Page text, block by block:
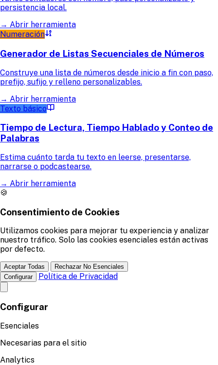
persistencia local.
→ Abrir herramienta
Numeración
Generador de Listas Secuenciales de Números
Construye una lista de números desde inicio a fin con paso,
prefijo, sufijo y relleno personalizables.
→ Abrir herramienta
Texto básico
Tiempo de Lectura, Tiempo Hablado y Conteo de
Palabras
Estima cuánto tarda tu texto en leerse, presentarse,
narrarse o podcastearse.
→ Abrir herramienta
🍪
Consentimiento de Cookies
Utilizamos cookies para mejorar tu experiencia y analizar
nuestro tráfico. Solo las cookies esenciales están activas
por defecto.
Aceptar Todas
Rechazar No Esenciales
Configurar
Política de Privacidad
Configurar
Esenciales
Necesarias para el sitio
Analytics